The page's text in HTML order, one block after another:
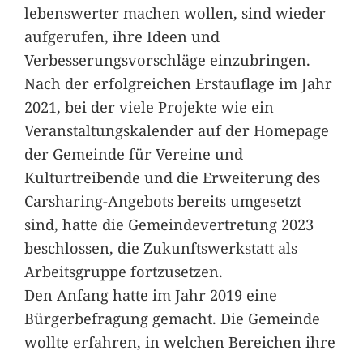
lebenswerter machen wollen, sind wieder
aufgerufen, ihre Ideen und
Verbesserungsvorschläge einzubringen.
Nach der erfolgreichen Erstauflage im Jahr
2021, bei der viele Projekte wie ein
Veranstaltungskalender auf der Homepage
der Gemeinde für Vereine und
Kulturtreibende und die Erweiterung des
Carsharing-Angebots bereits umgesetzt
sind, hatte die Gemeindevertretung 2023
beschlossen, die Zukunftswerkstatt als
Arbeitsgruppe fortzusetzen.
Den Anfang hatte im Jahr 2019 eine
Bürgerbefragung gemacht. Die Gemeinde
wollte erfahren, in welchen Bereichen ihre